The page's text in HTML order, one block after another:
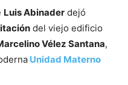
Luis Abinader dejó
del viejo edificio
Vélez Santana,
Unidad Materno